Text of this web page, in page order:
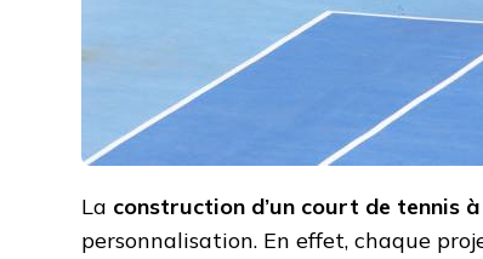
CONSTRUCTION
La construction d’un court de tennis à
personnalisation. En effet, chaque